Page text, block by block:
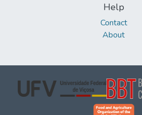
Help
Contact
About